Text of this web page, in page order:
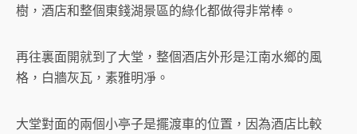
樹，酒店和整個東錢湖景區的綠化都做得非常棒。
再往裏面開就到了大堂，整個酒店外形是江南水鄉的風
格，白牆灰瓦，素雅明凈。
大堂對面的兩個小亭子是擺渡車的位置，因為酒店比較